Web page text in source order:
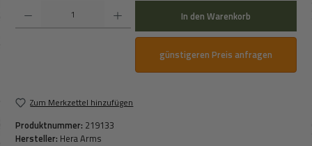
In den Warenkorb
günstigeren Preis anfragen
Zum Merkzettel hinzufügen
Produktnummer: 219133
Hersteller: Hera Arms